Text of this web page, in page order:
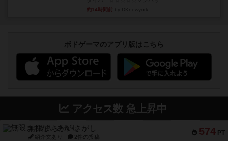
約14時間前
ボドゲーマのアプリ版はこちら
アクセス数 急上昇中
574 PT
無限まちがいさがし
紹介文あり 2件の投稿